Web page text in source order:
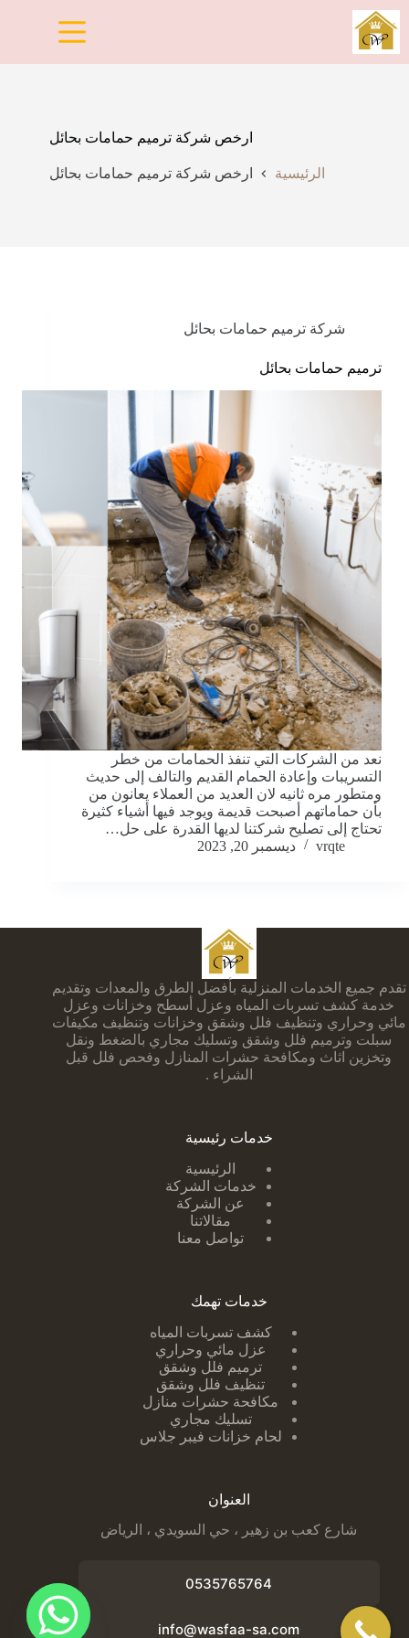
التجاوز
إلى
المحتوى
ارخص شركة ترميم حمامات بحائل
الرئيسية ارخص شركة ترميم حمامات بحائل
شركة ترميم حمامات بحائل
ترميم حمامات بحائل
نعد من الشركات التي تنفذ الحمامات من خطر
التسريبات وإعادة الحمام القديم والتالف إلى حديث
ومتطور مره ثانيه لان العديد من العملاء يعانون من
بأن حماماتهم أصبحت قديمة ويوجد فيها أشياء كثيرة
تحتاج إلى تصليح شركتنا لديها القدرة على حل…
vrqte
ديسمبر 20, 2023
تقدم جميع الخدمات المنزلية بأفضل الطرق والمعدات وتقديم
خدمة كشف تسربات المياه وعزل أسطح وخزانات وعزل
مائي وحراري وتنظيف فلل وشقق وخزانات وتنظيف مكيفات
سبلت وترميم فلل وشقق وتسليك مجاري بالضغط ونقل
وتخزين اثاث ومكافحة حشرات المنازل وفحص فلل قبل
الشراء .
خدمات رئيسية
الرئيسية
خدمات الشركة
عن الشركة
مقالاتنا
تواصل معنا
خدمات تهمك
كشف تسربات ا لمياه
عزل مائي وحراري
ترميم فلل وشقق
تنظيف فلل وشقق
مكافحة حشرات منازل
تسليك مجاري
لحام خزانات فيبر جلاس
العنوان
شارع كعب بن زهير ، حي السويدي ، الرياض
0535765764
info@wasfaa-sa.com